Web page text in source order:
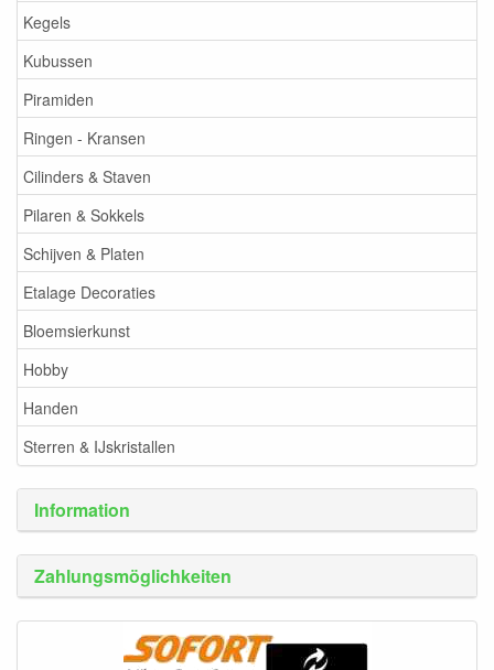
Kegels
Kubussen
Piramiden
Ringen - Kransen
Cilinders & Staven
Pilaren & Sokkels
Schijven & Platen
Etalage Decoraties
Bloemsierkunst
Hobby
Handen
Sterren & IJskristallen
Information
Zahlungsmöglichkeiten